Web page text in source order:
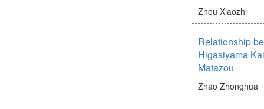
Zhou Xiaozhi
Relationship
Higasiyama
Matazou
Zhao Zhonghua